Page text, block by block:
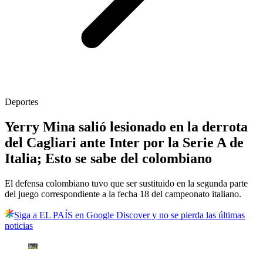
Deportes
Yerry Mina salió lesionado en la derrota
del Cagliari ante Inter por la Serie A de
Italia; Esto se sabe del colombiano
El defensa colombiano tuvo que ser sustituido en la segunda parte
del juego correspondiente a la fecha 18 del campeonato italiano.
Siga a EL PAÍS en Google Discover y no se pierda las últimas
noticias